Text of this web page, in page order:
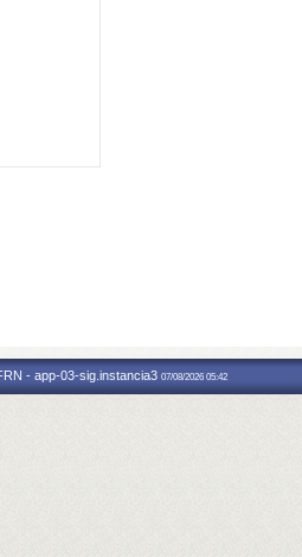
- app-03-sig.instancia3 07/08/2026 05:42